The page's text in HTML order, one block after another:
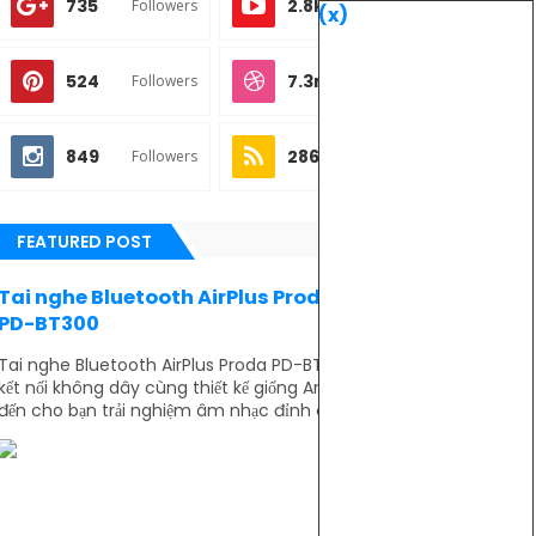
735 Followers 2.8k Subscribes
524 Followers 7.3m
849 Followers 286
FEATURED POST
nghe Bluetooth AirPlus Proda Remax
BT300
nghe Bluetooth AirPlus Proda PD-BT300 sở hữu
nối không dây cùng thiết kế giống Ariplus mang
cho bạn trải nghiệm âm nhạc đỉnh cao...
(x)